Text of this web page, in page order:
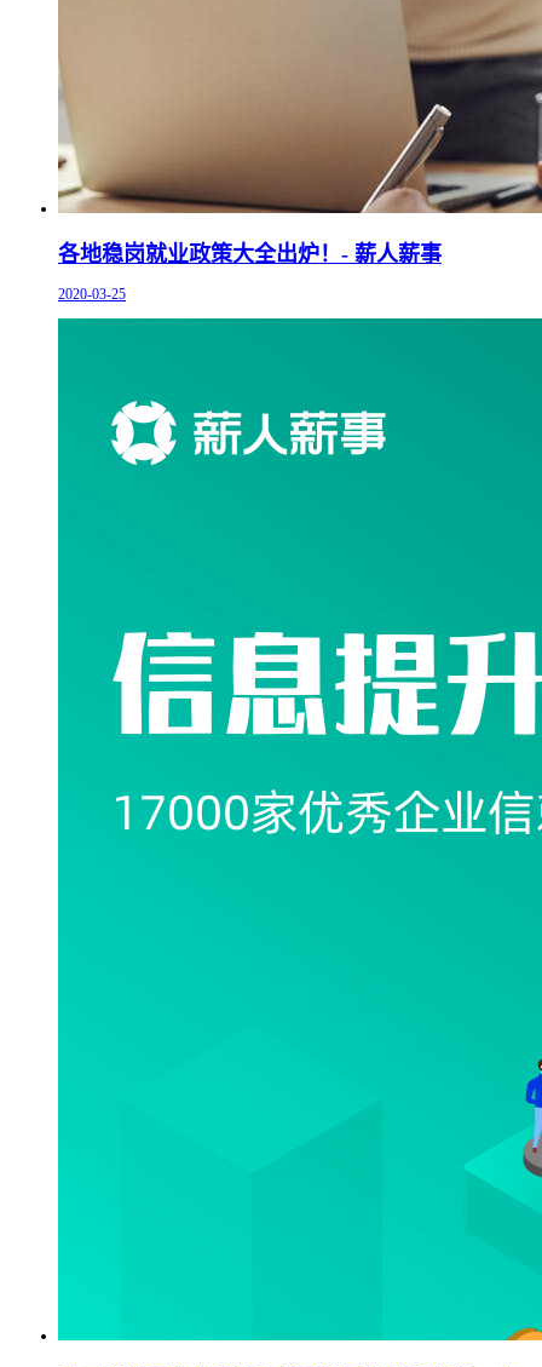
各地稳岗就业政策大全出炉！- 薪人薪事
2020-03-25